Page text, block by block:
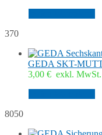
370
GEDA SKT-
3,00 € exkl. MwSt.
8050